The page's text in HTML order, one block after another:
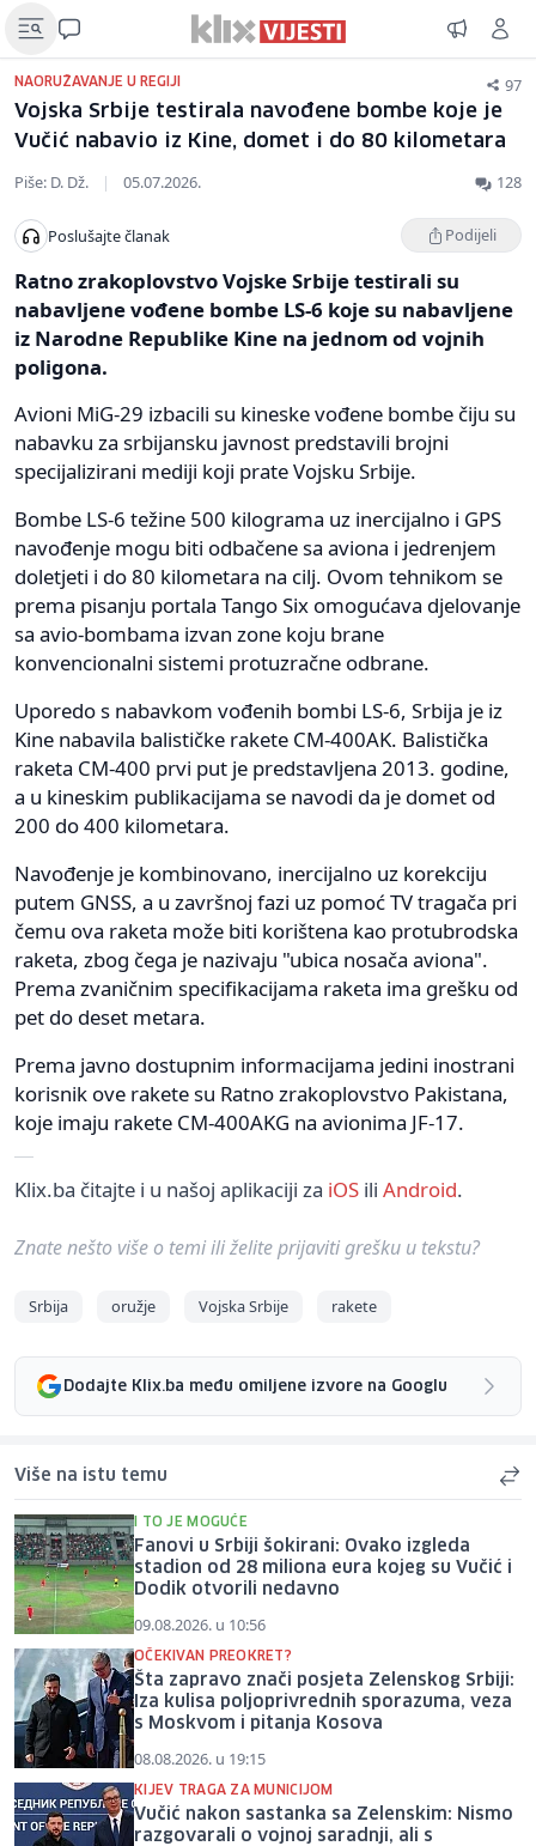
NAORUŽAVANJE U REGIJI 97
Vojska Srbije testirala navođene bombe koje je
Vučić nabavio iz Kine, domet i do 80 kilometara
Piše: D. Dž. | 05.07.2026. 128
Poslušajte članak Podijeli
Ratno zrakoplovstvo Vojske Srbije testirali su
nabavljene vođene bombe LS-6 koje su nabavljene
iz Narodne Republike Kine na jednom od vojnih
poligona.
Avioni MiG-29 izbacili su kineske vođene bombe čiju su
nabavku za srbijansku javnost predstavili brojni
specijalizirani mediji koji prate Vojsku Srbije.
Bombe LS-6 težine 500 kilograma uz inercijalno i GPS
navođenje mogu biti odbačene sa aviona i jedrenjem
doletjeti i do 80 kilometara na cilj. Ovom tehnikom se
prema pisanju portala Tango Six omogućava djelovanje
sa avio-bombama izvan zone koju brane
konvencionalni sistemi protuzračne odbrane.
Uporedo s nabavkom vođenih bombi LS-6, Srbija je iz
Kine nabavila balističke rakete CM-400AK. Balistička
raketa CM-400 prvi put je predstavljena 2013. godine,
a u kineskim publikacijama se navodi da je domet od
200 do 400 kilometara.
Navođenje je kombinovano, inercijalno uz korekciju
putem GNSS, a u završnoj fazi uz pomoć TV tragača pri
čemu ova raketa može biti korištena kao protubrodska
raketa, zbog čega je nazivaju "ubica nosača aviona".
Prema zvaničnim specifikacijama raketa ima grešku od
pet do deset metara.
Prema javno dostupnim informacijama jedini inostrani
korisnik ove rakete su Ratno zrakoplovstvo Pakistana,
koje imaju rakete CM-400AKG na avionima JF-17.
Klix.ba čitajte i u našoj aplikaciji za iOS ili Android.
Znate nešto više o temi ili želite prijaviti grešku u tekstu?
Srbija oružje Vojska Srbije rakete
Dodajte Klix.ba među omiljene izvore na Googlu
Više na istu temu
I TO JE MOGUĆE
Fanovi u Srbiji šokirani: Ovako izgleda
stadion od 28 miliona eura kojeg su Vučić i
Dodik otvorili nedavno
09.08.2026. u 10:56
OČEKIVAN PREOKRET?
Šta zapravo znači posjeta Zelenskog Srbiji:
Iza kulisa poljoprivrednih sporazuma, veza
s Moskvom i pitanja Kosova
08.08.2026. u 19:15
KIJEV TRAGA ZA MUNICIJOM
Vučić nakon sastanka sa Zelenskim: Nismo
razgovarali o vojnoj saradnji, ali s